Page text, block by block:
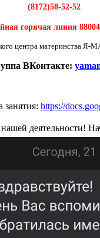
(8172)58-52-52
горячая линия
ВКонтакте:
занятия: https://
деятельности!